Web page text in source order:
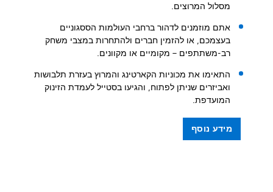
מסלול המרוצים.
אתם מוזמנים לדהור ברחבי העולמות הססגוניים
בעצמכם, או להזמין חברים ולהתחרות במצבי משחק
רב-משתתפים – מקומיים או מקוונים.
התאימו את מכוניות הקארטינג והמרוץ בעזרת תלבושות
ואביזרים שניתן לפתוח, והגיעו בסטייל לעמדת הזינוק
המועדפת.
מידע נוסף